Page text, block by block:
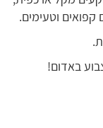
וטעימים.